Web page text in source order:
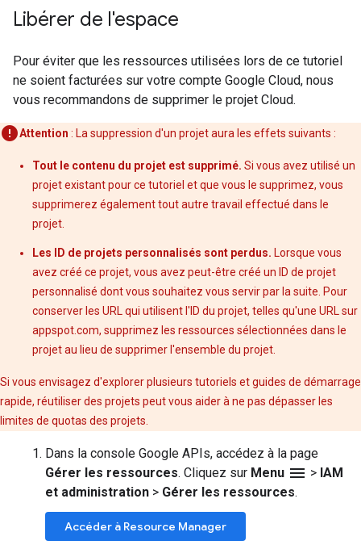
Libérer de l'espace
Pour éviter que les ressources utilisées lors de ce tutoriel
ne soient facturées sur votre compte Google Cloud, nous
vous recommandons de supprimer le projet Cloud.
Attention : La suppression d'un projet aura les effets suivants :
Tout le contenu du projet est supprimé. Si vous avez utilisé un
projet existant pour ce tutoriel et que vous le supprimez, vous
supprimerez également tout autre travail effectué dans le
projet.
Les ID de projets personnalisés sont perdus. Lorsque vous
avez créé ce projet, vous avez peut-être créé un ID de projet
personnalisé dont vous souhaitez vous servir par la suite. Pour
conserver les URL qui utilisent l'ID du projet, telles qu'une URL sur
appspot.com, supprimez les ressources sélectionnées dans le
projet au lieu de supprimer l'ensemble du projet.
Si vous envisagez d'explorer plusieurs tutoriels et guides de démarrage
rapide, réutiliser des projets peut vous aider à ne pas dépasser les
limites de quotas des projets.
Dans la console Google APIs, accédez à la page
Gérer les ressources. Cliquez sur Menu menu > IAM
et administration > Gérer les ressources.
Accéder à Resource Manager